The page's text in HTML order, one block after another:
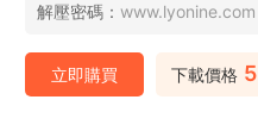
解壓密碼： www.lyonine.com
下載價格 5
立即購買